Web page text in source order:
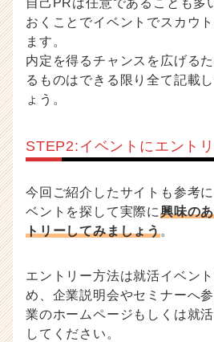
自己PRは任意であることも多
おくことでイベントでスカウ
ます。
内定を得るチャンスを広げる
るものはできる限り全て記載
ょう。
STEP2:イベントにエント
今回ご紹介したサイトも参考
ベントを探して実際に興味の
トリーしてみましょう。
エントリー方法は就活イベン
め、企業説明会やセミナーへ
業のホームページもしくは就
してください。